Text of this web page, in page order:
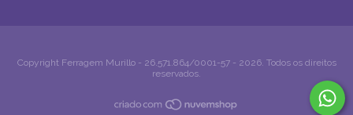
Copyright Ferragem Murillo - 26.571.864/0001-57 - 2026. Todos os direitos
reservados.